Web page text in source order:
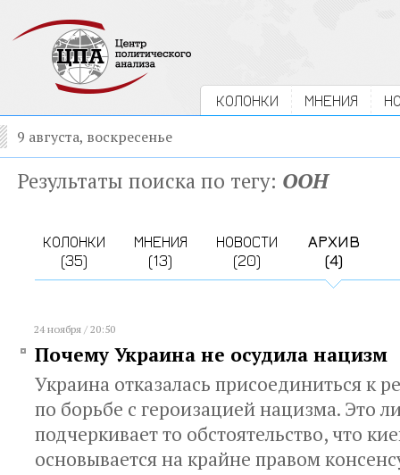
КОЛОНКИ МНЕНИЯ
9 августа, воскресенье
Результаты поиска по тегу: ООН
КОЛОНКИ
(35)
МНЕНИЯ
(13)
НОВОСТИ
(20)
АРХИВ
(4)
24 ноября / 20:50
Почему Украина не осудила нацизм
Украина отказалась присоединиться к
по борьбе с героизацией нацизма. Это
подчеркивает то обстоятельство, что
основывается на крайне правом